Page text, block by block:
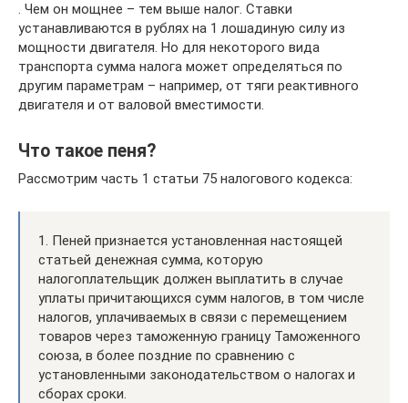
. Чем он мощнее – тем выше налог. Ставки
устанавливаются в рублях на 1 лошадиную силу из
мощности двигателя. Но для некоторого вида
транспорта сумма налога может определяться по
другим параметрам – например, от тяги реактивного
двигателя и от валовой вместимости.
Что такое пеня?
Рассмотрим часть 1 статьи 75 налогового кодекса:
1. Пеней признается установленная настоящей
статьей денежная сумма, которую
налогоплательщик должен выплатить в случае
уплаты причитающихся сумм налогов, в том числе
налогов, уплачиваемых в связи с перемещением
товаров через таможенную границу Таможенного
союза, в более поздние по сравнению с
установленными законодательством о налогах и
сборах сроки.